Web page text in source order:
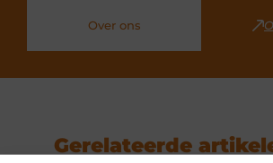
Over ons
Gerelateerde